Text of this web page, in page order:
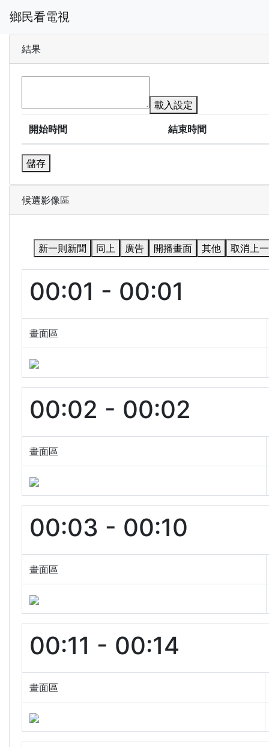
鄉民看電視
結果
載入設定
開始時間
結束時間
儲存
候選影像區
新一則新聞 同上 廣告 開播畫面 其他 取消上
00:01 - 00:01
畫面區
00:02 - 00:02
畫面區
00:03 - 00:10
畫面區
00:11 - 00:14
畫面區